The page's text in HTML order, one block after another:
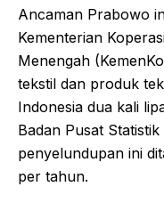
Ancaman Prabowo
Kementerian
Menengah
tekstil dan produk
Indonesia dua kali
Badan Pusat
penyelundupan ini
per tahun.